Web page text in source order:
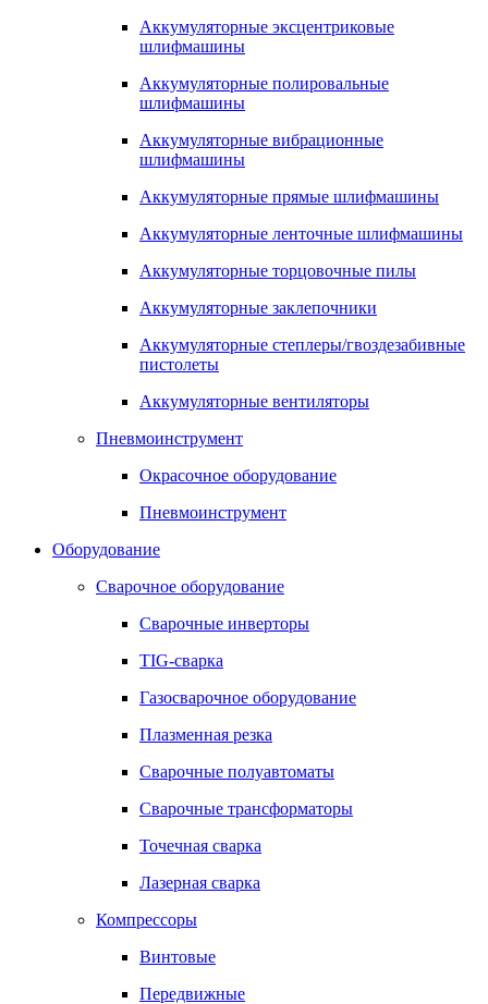
Аккумуляторные эксцентриковые
шлифмашины
Аккумуляторные полировальные
шлифмашины
Аккумуляторные вибрационные
шлифмашины
Аккумуляторные прямые шлифмашины
Аккумуляторные ленточные шлифмашины
Аккумуляторные торцовочные пилы
Аккумуляторные заклепочники
Аккумуляторные степлеры/гвоздезабивные
пистолеты
Аккумуляторные вентиляторы
Пневмоинструмент
Окрасочное оборудование
Пневмоинструмент
Оборудование
Сварочное оборудование
Сварочные инверторы
TIG-сварка
Газосварочное оборудование
Плазменная резка
Сварочные полуавтоматы
Сварочные трансформаторы
Точечная сварка
Лазерная сварка
Компрессоры
Винтовые
Передвижные